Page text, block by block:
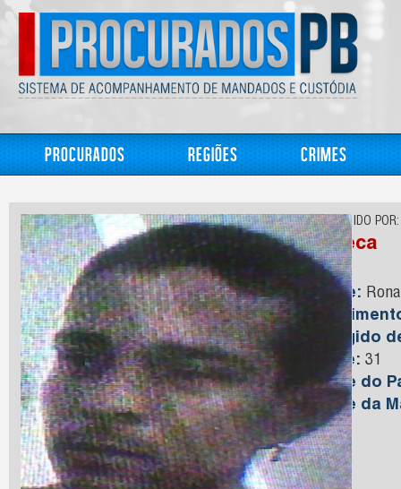
Procurados Regiões Crimes
CONHECIDO POR:
Careca
Nome:
Foragido
Idade: 31
Nome do
Nome da